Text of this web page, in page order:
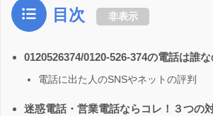
目次 非表示
0120526374/0120-526-374の電話は誰な
電話に出た人のSNSやネットの評判
迷惑電話・営業電話ならコレ！３つの